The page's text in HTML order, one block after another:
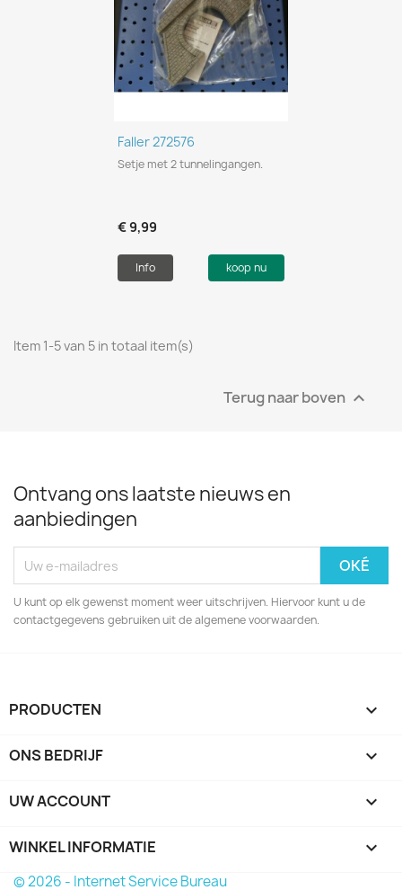
Faller 272576
Setje met 2 tunnelingangen.
€ 9,99
Info koop nu
Item 1-5 van 5 in totaal item(s)
Terug naar boven 
Ontvang ons laatste nieuws en
aanbiedingen
U kunt op elk gewenst moment weer uitschrijven. Hiervoor kunt u de
contactgegevens gebruiken uit de algemene voorwaarden.
PRODUCTEN 
ONS BEDRIJF 
UW ACCOUNT 
WINKEL INFORMATIE keyboard_arrow_down
© 2026 - Internet Service Bureau